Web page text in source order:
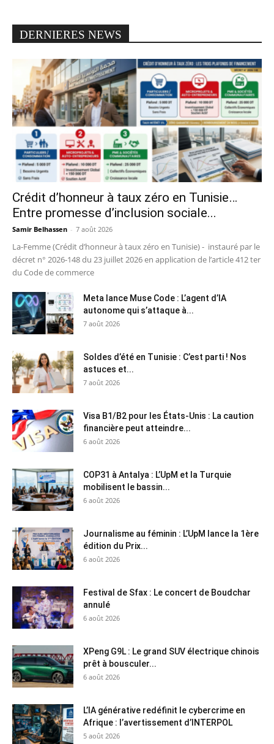
DERNIERES NEWS
Crédit d’honneur à taux zéro en Tunisie…
Entre promesse d’inclusion sociale...
Samir Belhassen - 7 août 2026
La-Femme (Crédit d’honneur à taux zéro en Tunisie) - instauré par le
décret n° 2026-148 du 23 juillet 2026 en application de l’article 412 ter
du Code de commerce
Meta lance Muse Code : L’agent d’IA
autonome qui s’attaque à...
7 août 2026
Soldes d’été en Tunisie : C’est parti ! Nos
astuces et...
7 août 2026
Visa B1/B2 pour les États-Unis : La caution
financière peut atteindre...
6 août 2026
COP31 à Antalya : L’UpM et la Turquie
mobilisent le bassin...
6 août 2026
Journalisme au féminin : L’UpM lance la 1ère
édition du Prix...
6 août 2026
Festival de Sfax : Le concert de Boudchar
annulé
6 août 2026
XPeng G9L : Le grand SUV électrique chinois
prêt à bousculer...
6 août 2026
L’IA générative redéfinit le cybercrime en
Afrique : l’avertissement d’INTERPOL
5 août 2026